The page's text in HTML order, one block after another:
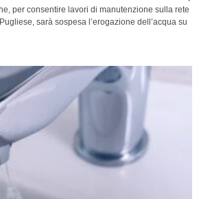
per consentire lavori di manutenzione sulla rete
sarà sospesa l’erogazione dell’acqua su